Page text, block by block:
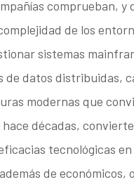
comprueban, y
de los
sistemas
de datos distribuidas,
modernas que
décadas,
tecnológicas
de económicos,